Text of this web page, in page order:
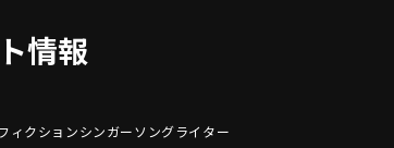
情報
ィクションシンガーソングライター